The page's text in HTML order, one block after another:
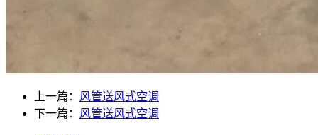
上一篇： 风管送风式空调
下一篇： 风管送风式空调